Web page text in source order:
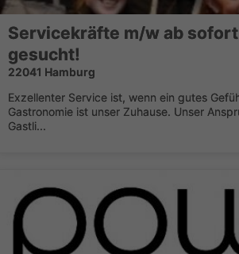
Servicekräfte m/w ab
gesucht!
22041 Hamburg
Exzellenter Service ist, wenn ein gutes
Gastronomie ist unser Zuhause. Unser
Gastli...